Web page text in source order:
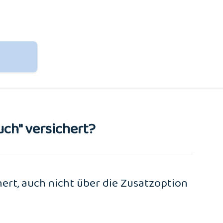
versichert?
auch nicht über die Zusatzoption